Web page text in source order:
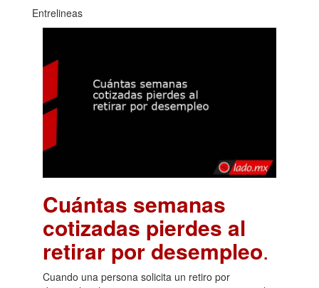
Entrelineas
Cuántas semanas
cotizadas pierdes al
retirar por desempleo.
Cuando una persona solicita un retiro por